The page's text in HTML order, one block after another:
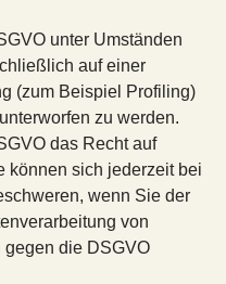
unter Umständen
auf einer
(zum Beispiel Profiling)
zu werden.
das Recht auf
können sich jederzeit bei
wenn Sie der
von
die DSGVO